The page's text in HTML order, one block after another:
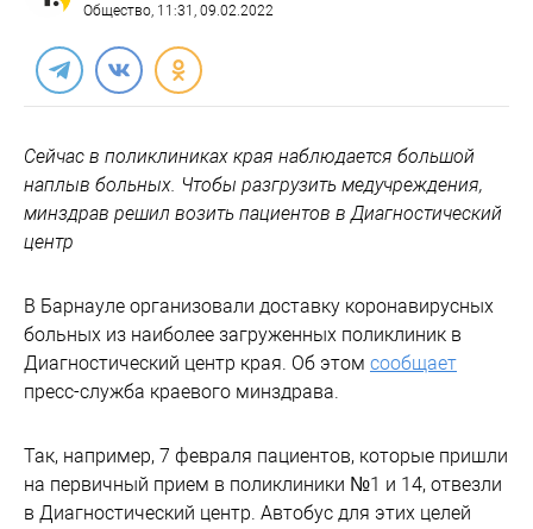
Общество, 11:31, 09.02.2022
Сейчас в поликлиниках края наблюдается большой
наплыв больных. Чтобы разгрузить медучреждения,
минздрав решил возить пациентов в Диагностический
центр
В Барнауле организовали доставку коронавирусных
больных из наиболее загруженных поликлиник в
Диагностический центр края. Об этом сообщает
пресс-служба краевого минздрава.
Так, например, 7 февраля пациентов, которые пришли
на первичный прием в поликлиники №1 и 14, отвезли
в Диагностический центр. Автобус для этих целей